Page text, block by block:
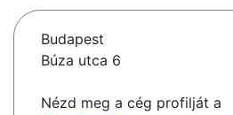
Budapest
Búza utca 6
Nézd meg a cég profilját a